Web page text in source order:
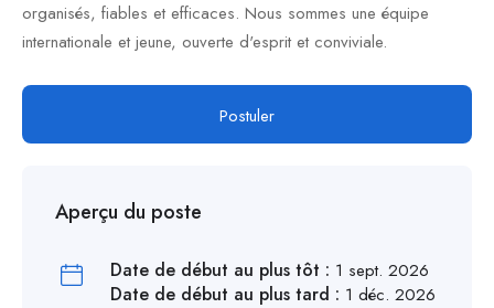
organisés, fiables et efficaces. Nous sommes une équipe
internationale et jeune, ouverte d'esprit et conviviale.
Postuler
Aperçu du poste
Date de début au plus tôt : 1 sept. 2026
Date de début au plus tard : 1 déc. 2026